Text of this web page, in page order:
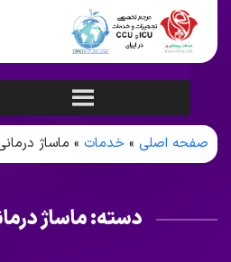
صفحه اصلی » خدمات » ماساژ
دسته:ماساژ